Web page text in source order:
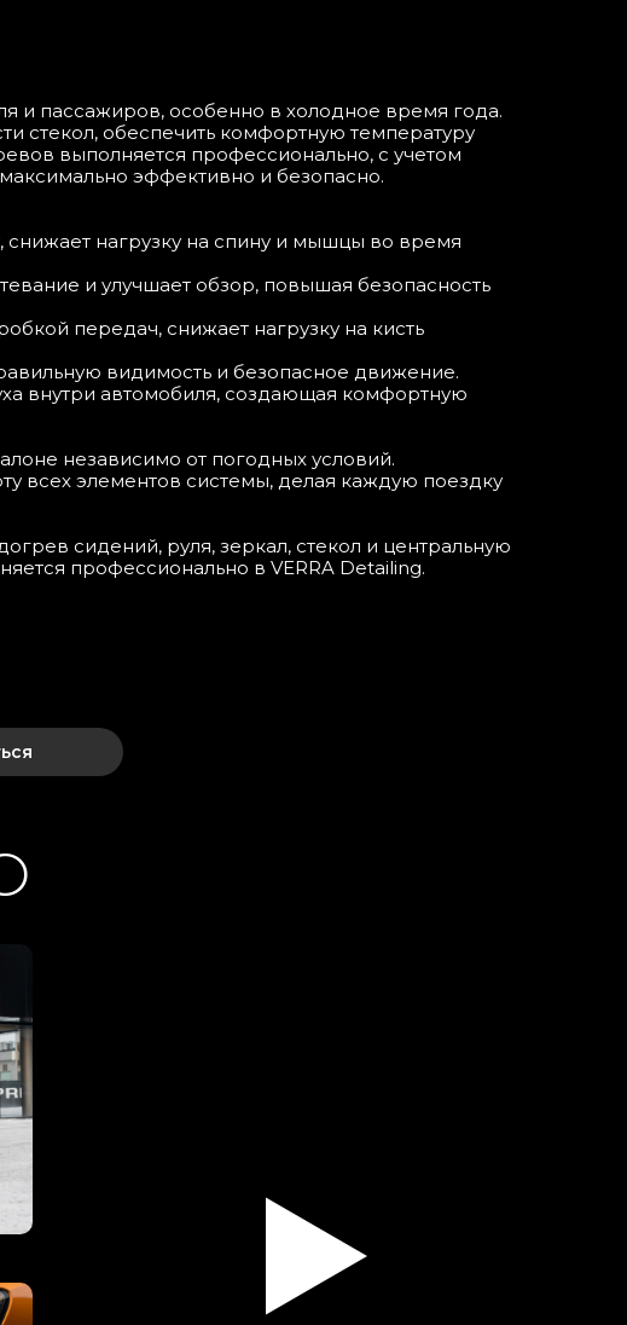
и пассажиров, особенно в холодное время года.
стекол, обеспечить комфортную температуру
выполняется профессионально, с учетом
эффективно и безопасно.
нагрузку на спину и мышцы во время
и улучшает обзор, повышая безопасность
передач, снижает нагрузку на кисть
видимость и безопасное движение.
внутри автомобиля, создающая комфортную
независимо от погодных условий.
всех элементов системы, делая каждую поездку
сидений, руля, зеркал, стекол и центральную
профессионально в VERRA Detailing.